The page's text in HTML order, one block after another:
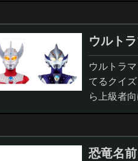
ウルト
ウルトラ
てるクイ
ら上級者
択問題ま
恐竜名